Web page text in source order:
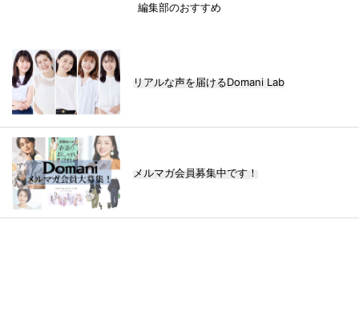
編集部のおすすめ
リアルな声を届けるDomani Lab
メルマガ会員募集中です！